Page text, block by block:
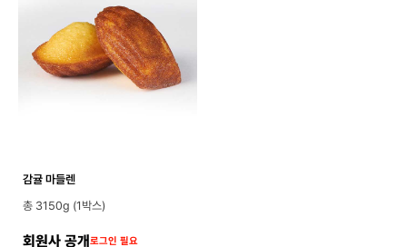
감귤 마들렌
총 3150g (1박스)
회원사 공개 로그인 필요